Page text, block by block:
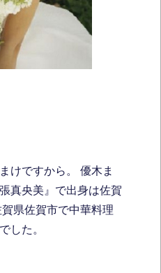
けですから。 優木ま
真央美』で出身は佐賀
県佐賀市で中華料理
した。